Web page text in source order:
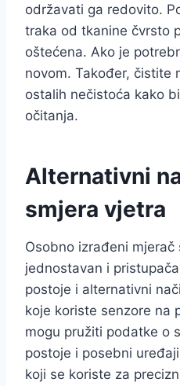
održavati ga redovito.
traka od tkanine čvrsto
oštećena. Ako je
novom. Također, čistite
ostalih nečistoća kako
očitanja.
Alternativni
smjera vjetra
Osobno izrađeni mjerač
jednostavan i
postoje i alternativni
koje koriste senzore na
mogu pružiti podatke o
postoje i posebni
koji se koriste za